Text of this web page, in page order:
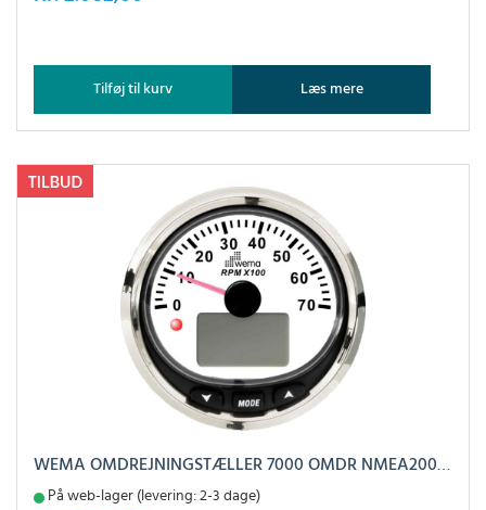
Tilføj til kurv Læs mere
WEMA OMDREJNINGSTÆLLER 7000 OMDR NMEA2000 SORT RF
På web-lager (levering: 2-3 dage)